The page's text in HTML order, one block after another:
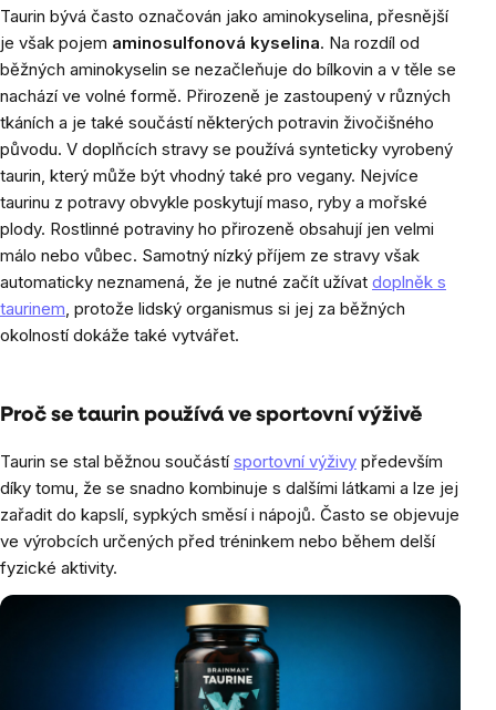
Taurin bývá často označován jako aminokyselina, přesnější
je však pojem aminosulfonová kyselina. Na rozdíl od
běžných aminokyselin se nezačleňuje do bílkovin a v těle se
nachází ve volné formě. Přirozeně je zastoupený v různých
tkáních a je také součástí některých potravin živočišného
původu. V doplňcích stravy se používá synteticky vyrobený
taurin, který může být vhodný také pro vegany. Nejvíce
taurinu z potravy obvykle poskytují maso, ryby a mořské
plody. Rostlinné potraviny ho přirozeně obsahují jen velmi
málo nebo vůbec. Samotný nízký příjem ze stravy však
automaticky neznamená, že je nutné začít užívat doplněk s
taurinem, protože lidský organismus si jej za běžných
okolností dokáže také vytvářet.
Proč se taurin používá ve sportovní výživě
Taurin se stal běžnou součástí sportovní výživy především
díky tomu, že se snadno kombinuje s dalšími látkami a lze jej
zařadit do kapslí, sypkých směsí i nápojů. Často se objevuje
ve výrobcích určených před tréninkem nebo během delší
fyzické aktivity.